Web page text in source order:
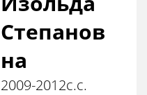
Степанов
на
2009-2012с.с.